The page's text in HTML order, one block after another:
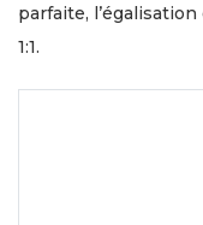
parfaite,
1:1.